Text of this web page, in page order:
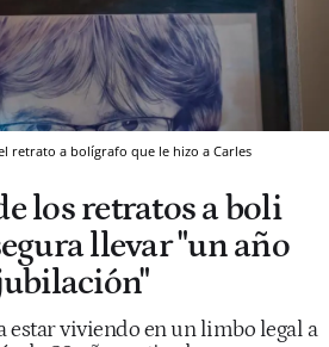
retrato a bolígrafo que le hizo a Carles
los retratos a boli
llevar "un año
estar viviendo en un limbo legal a